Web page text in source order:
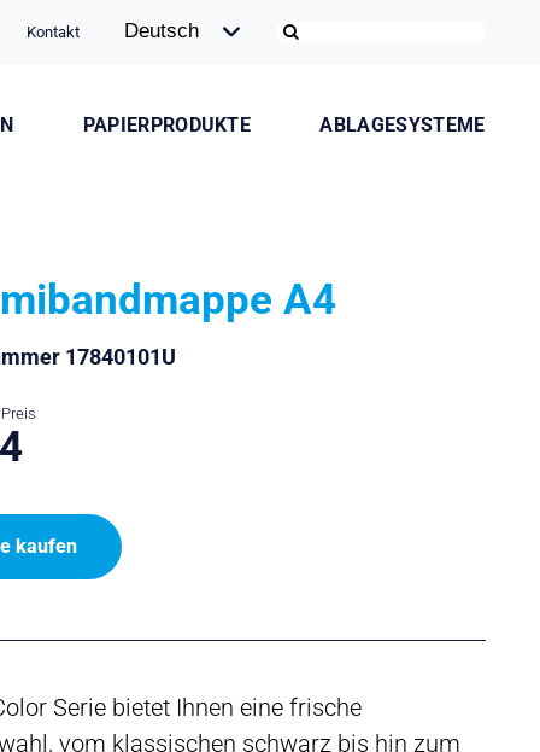
Kontakt
PAPIERPRODUKTE ABLAGESYSTEME
A4
17840101U
kaufen
Serie bietet Ihnen eine frische
vom klassischen schwarz bis hin zum